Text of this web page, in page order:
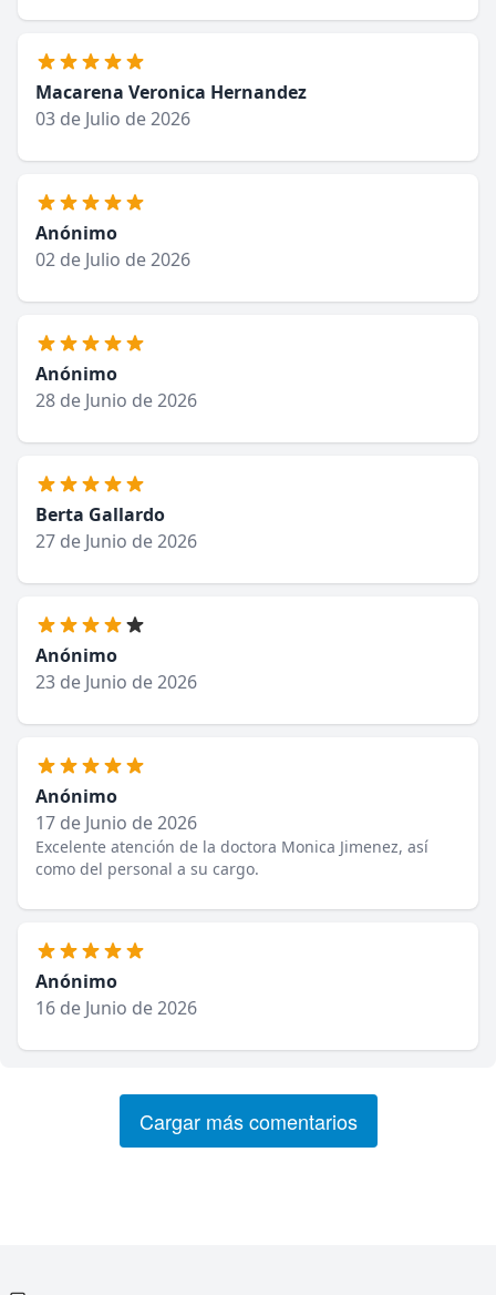
Macarena Veronica Hernandez
03 de Julio de 2026
Anónimo
02 de Julio de 2026
Anónimo
28 de Junio de 2026
Berta Gallardo
27 de Junio de 2026
Anónimo
23 de Junio de 2026
Anónimo
17 de Junio de 2026
Excelente atención de la doctora Monica Jimenez, así
como del personal a su cargo.
Anónimo
16 de Junio de 2026
Cargar más comentarios